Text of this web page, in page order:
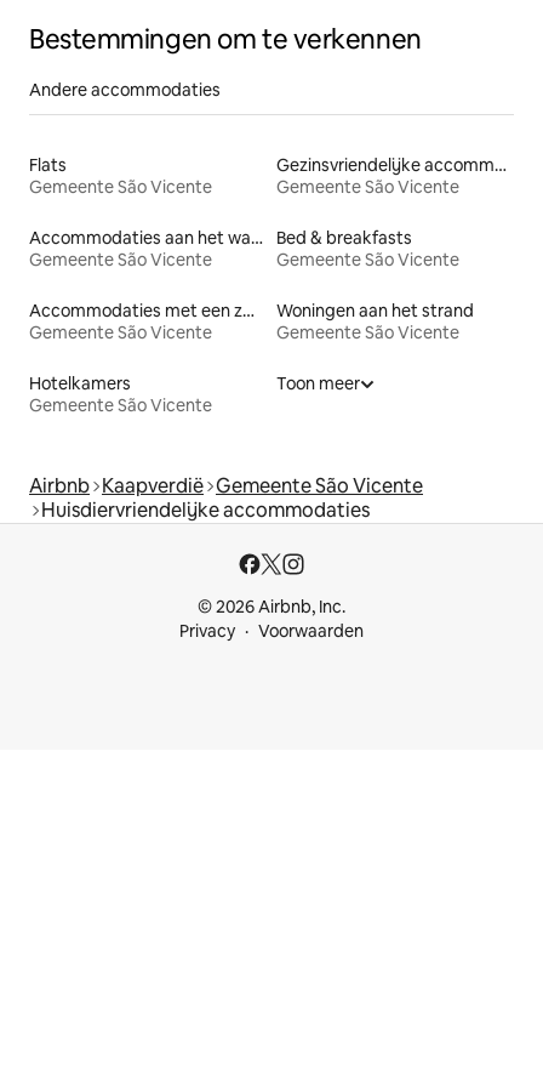
Bestemmingen om te verkennen
Andere accommodaties
Flats
Gemeente São Vicente
Gezinsvriendelijke accommodaties
Gemeente São Vicente
Accommodaties aan het water
Gemeente São Vicente
Bed & breakfasts
Gemeente São Vicente
Accommodaties met een zwembad
Gemeente São Vicente
Woningen aan het strand
Gemeente São Vicente
Hotelkamers
Gemeente São Vicente
Toon meer
Airbnb Kaapverdië Gemeente São Vicente
Huisdiervriendelijke accommodaties
© 2026 Airbnb, Inc.
Privacy
Voorwaarden